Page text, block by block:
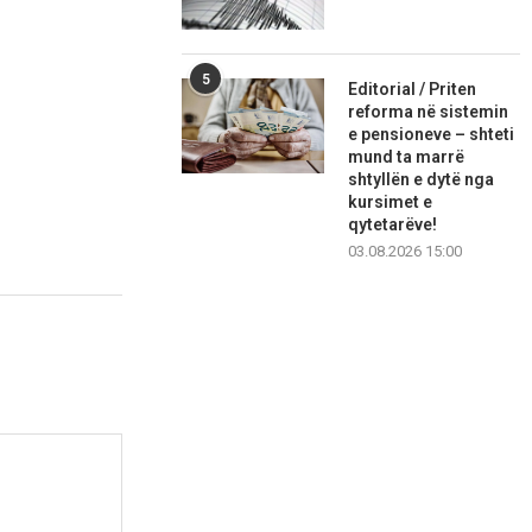
5
Editorial / Priten
reforma në sistemin
e pensioneve – shteti
mund ta marrë
shtyllën e dytë nga
kursimet e
qytetarëve!
03.08.2026 15:00